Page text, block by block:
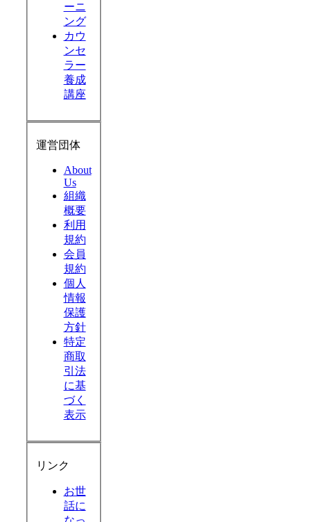
ーニ
ング
カウ
ンセ
ラー
養成
講座
運営団体
About
Us
組織
概要
利用
規約
会員
規約
個人
情報
保護
方針
特定
商取
引法
に基
づく
表示
リンク
お世
話に